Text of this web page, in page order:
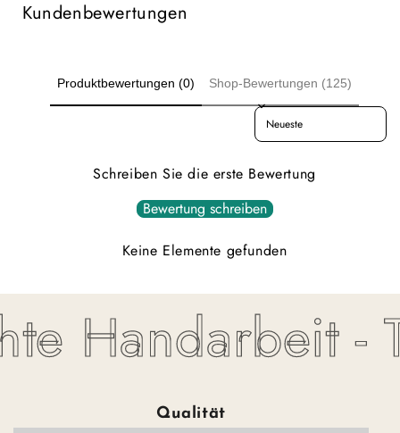
Kundenbewertungen
Produktbewertungen (0) Shop-Bewertungen (125)
Sort reviews by
Schreiben Sie die erste Bewertung
Bewertung schreiben
Keine Elemente gefunden
Handarbeit -
Qualität